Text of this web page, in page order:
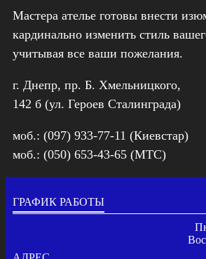
Мастера ателье готовы внести
кардинально изменить стиль
учитывая все ваши пожелания.
г. Днепр, пр. Б. Хмельницкого,
142 б (ул. Героев Сталинграда)
моб.: (097) 933-77-11 (Киевстар)
моб.: (050) 653-43-65 (МТС)
ГРАФИК РАБОТЫ